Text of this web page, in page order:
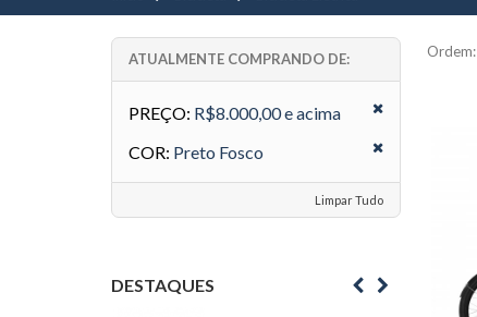
Ordem:
ATUALMENTE COMPRANDO DE:
PREÇO: R$8.000,00 e acima
COR: Preto Fosco
Limpar Tudo
DESTAQUES